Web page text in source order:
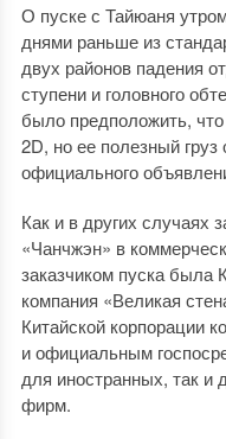
О пуске с Тайюаня
днями раньше из
двух районов падения
ступени и головного
было предположить,
2D, но ее полезный
официального
Как и в других случаях
«Чанчжэн» в
заказчиком пуска была
компания «Великая
Китайской корпорации
и официальным
для иностранных, так и
фирм.